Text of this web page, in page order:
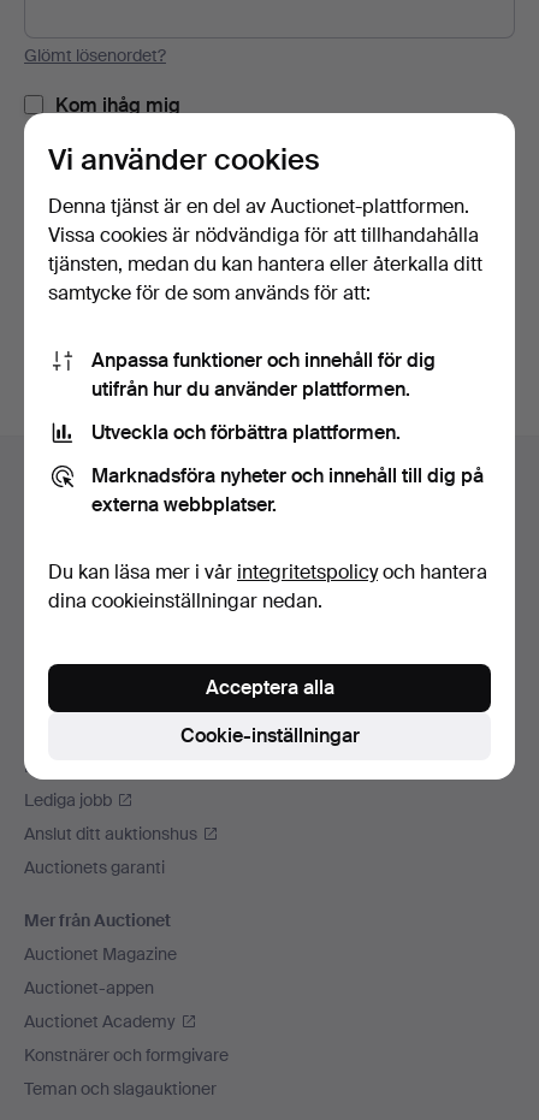
Glömt lösenordet?
Kom ihåg mig
Logga in
eller logga in via Facebook här
Sidfotsnavigation
Hjälp och kontakt
Kontakta support
Betalningsalternativ
Vi skickar med
Auctionet
Press
Lediga jobb
Anslut ditt auktionshus
Auctionets garanti
Mer från Auctionet
Auctionet Magazine
Auctionet-appen
Auctionet Academy
Konstnärer och formgivare
Teman och slagauktioner
Vi använder cookies
Denna tjänst är en del av Auctionet-plattformen.
Vissa cookies är nödvändiga för att tillhandahålla
tjänsten, medan du kan hantera eller återkalla ditt
samtycke för de som används för att:
Anpassa funktioner och innehåll för dig
utifrån hur du använder plattformen.
Utveckla och förbättra plattformen.
Marknadsföra nyheter och innehåll till dig på
externa webbplatser.
Du kan läsa mer i vår integritetspolicyoch hantera
dina cookieinställningar nedan.
Cookie-inställningar
Acceptera alla